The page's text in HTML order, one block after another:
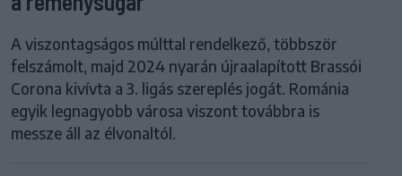
A viszontagságos múlttal rendelkező, többször
felszámolt, majd 2024 nyarán újraalapított Brassói
Corona kivívta a 3. ligás szereplés jogát. Románia
egyik legnagyobb városa viszont továbbra is
messze áll az élvonaltól.